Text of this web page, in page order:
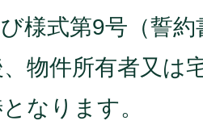
様式第9号（誓
物件所有者又は
なります。